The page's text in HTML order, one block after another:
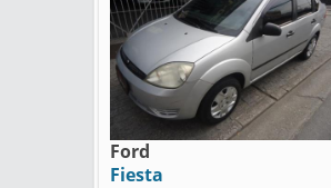
Ford
Fiesta